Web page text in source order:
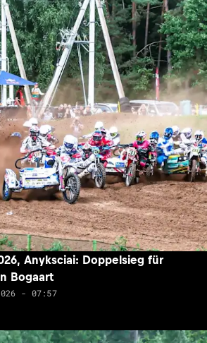
Anyksciai: Doppelsieg für
Bogaart
- 07:57